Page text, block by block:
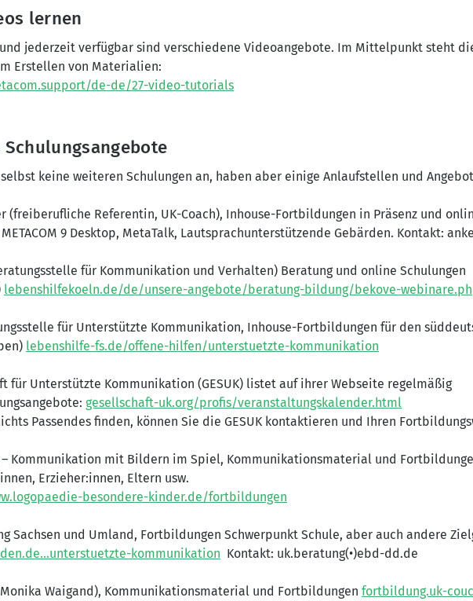
lernen
jederzeit verfügbar sind verschiedene Videoangebote. Im Mittelpunkt steht die
Erstellen von Materialien:
de-de/27-video-tutorials
Schulungsangebote
keine weiteren Schulungen an, haben aber einige Anlaufstellen und
(freiberufliche Referentin, UK-Coach), Inhouse-Fortbildungen in Präsenz und
9 Desktop, MetaTalk, Lautsprachunterstützende Gebärden. Kontakt:
für Kommunikation und Verhalten) Beratung und online Schulungen
lebenshilfekoeln.de/de/unsere-angebote/beratung-bildung/bekove-
für Unterstützte Kommunikation, Inhouse-Fortbildungen für den
lebenshilfe-fs.de/offene-hilfen/unterstuetzte-kommunikation
für Unterstützte Kommunikation (GESUK) listet auf ihrer Webseite regelmäßig
gesellschaft-uk.org/profis/veranstaltungskalender.html
Passendes finden, können Sie die GESUK kontaktieren und Ihren
– Kommunikation mit Bildern im Spiel, Kommunikationsmaterial und
Erzieher:innen, Eltern usw.
besondere-kinder.de/fortbildungen
Sachsen und Umland, Fortbildungen Schwerpunkt Schule, aber auch andere
kommunikation Kontakt: uk.beratung(•)ebd-dd.de
Waigand), Kommunikationsmaterial und Fortbildungen fortbildung.uk-